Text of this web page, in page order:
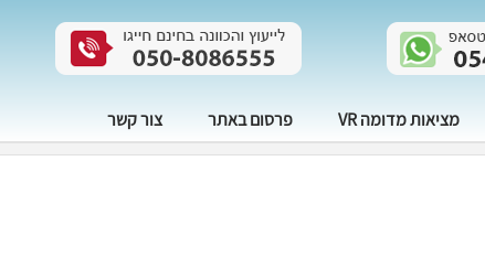
מציאות מדומה VR פרסום באתר צור קשר